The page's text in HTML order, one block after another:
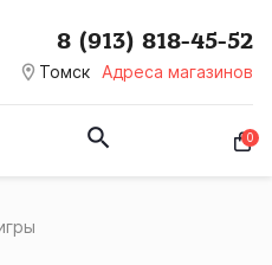
room Томск Адреса магазинов
8 (913) 818-45-52
0